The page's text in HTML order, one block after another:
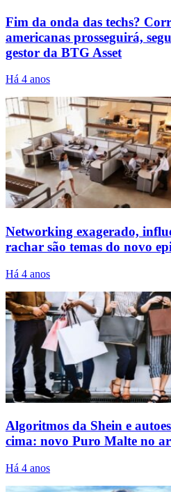
Fim da onda das techs?
americanas prosseguirá,
gestor da BTG Asset
Há 4 anos
Networking exagerado,
rachar são temas do novo
Há 4 anos
Algoritmos da Shein e
cima: novo Puro Malte no ar
Há 4 anos